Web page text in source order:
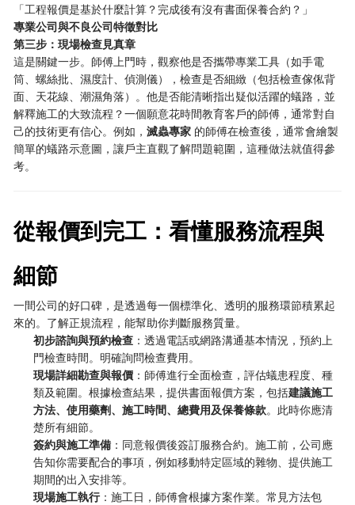
「工程報價是基於什麼計算？完成後有沒有書面保養合約？」
專業公司與不良公司特徵對比
第三步：現場檢查見真章
這是關鍵一步。師傅上門時，觀察他是否攜帶專業工具（如手電
筒、螺絲批、濕度計、偵測儀），檢查是否細緻（包括檢查傢俬背
面、天花線、潮濕角落）。他是否能清晰指出疑似活躍的蟻路，並
解釋施工的大致流程？一個願意花時間教育客戶的師傅，通常對自
己的技術更有信心。例如，滅蟲專家 的師傅在檢查後，通常會繪製
簡單的蟻路示意圖，讓戶主直觀了解問題範圍，這種做法就值得參
考。
從報價到完工：看懂服務流程與
細節
一間公司的好口碑，是透過每一個標準化、透明的服務環節積累起
來的。了解正規流程，能幫助你判斷服務質量。
初步諮詢與預約檢查 ：透過電話或網路溝通基本情況，預約上
門檢查時間。明確詢問檢查費用。
現場詳細勘查與報價 ：師傅進行全面檢查，評估蟻患程度、種
類及範圍。根據檢查結果，提供書面報價方案，包括建議施工
方法、使用藥劑、施工時間、總費用及保養條款。此時你應清
楚所有細節。
簽約與施工準備 ：同意報價後簽訂服務合約。施工前，公司應
告知你需要配合的事項，例如移動特定區域的雜物、提供施工
期間的出入安排等。
現場施工執行：施工日，師傅會根據方案作業。常見方法包